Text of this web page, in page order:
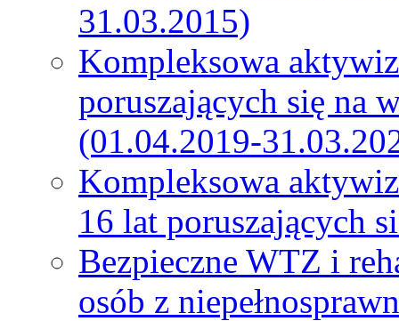
31.03.2015)
Kompleksowa
poruszających się na
(01.04.2019-
Kompleksowa
16 lat poruszających
Bezpieczne WTZ i
osób z